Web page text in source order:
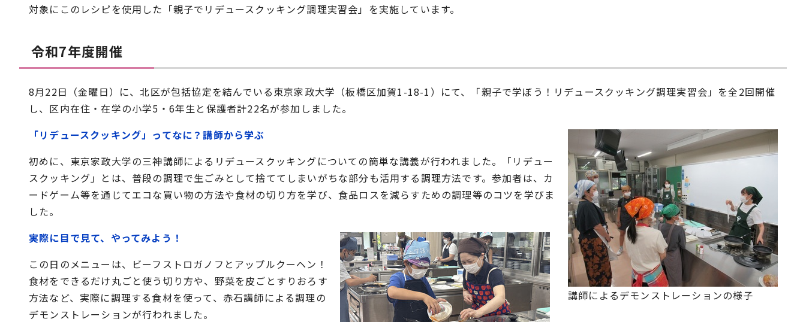
対象にこのレシピを使用した「親子でリデュースクッキング調理実習会」を実施しています。
令和7年度開催
8月22日（金曜日）に、北区が包括協定を結んでいる東京家政大学（板橋区加賀1-18-1）にて、「親子で学ぼう！リデュースクッキング調理実習会」を全2回開催
し、区内在住・在学の小学5・6年生と保護者計22名が参加しました。
講師によるデモンストレーションの様子
「リデュースクッキング」ってなに？講師から学ぶ
初めに、東京家政大学の三神講師によるリデュースクッキングについての簡単な講義が行われました。「リデュー
スクッキング」とは、普段の調理で生ごみとして捨ててしまいがちな部分も活用する調理方法です。参加者は、カ
ードゲーム等を通じてエコな買い物の方法や食材の切り方を学び、食品ロスを減らすための調理等のコツを学びま
した。
実際に目で見て、やってみよう！
この日のメニューは、ビーフストロガノフとアップルクーヘン！
食材をできるだけ丸ごと使う切り方や、野菜を皮ごとすりおろす
方法など、実際に調理する食材を使って、赤石講師による調理の
デモンストレーションが行われました。